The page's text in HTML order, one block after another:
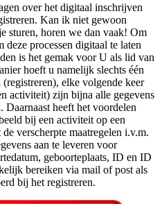
over het digitaal inschrijven
Kan ik niet gewoon
sturen, horen we dan vaak! Om
deze processen digitaal te laten
is het gemak voor U als lid van
hoeft u namelijk slechts één
elke volgende keer
activiteit) zijn bijna alle gegevens
heeft het voordelen
bij een activiteit op een
verscherpte maatregelen i.v.m.
aan te leveren voor
geboorteplaats, ID en ID
bereiken via mail of post als
bij het registreren.